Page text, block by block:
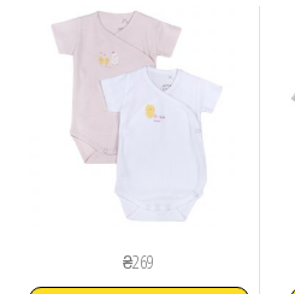
₴269